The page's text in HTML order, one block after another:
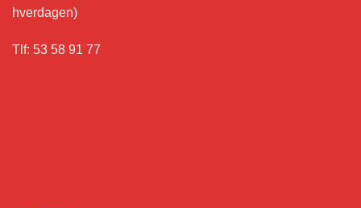
hverdagen)
Tlf: 53 58 91 77